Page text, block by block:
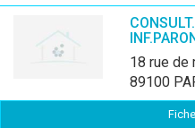
18 rue
89100